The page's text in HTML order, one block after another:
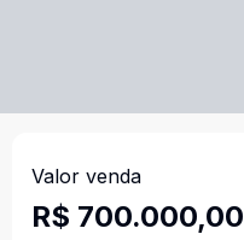
Valor venda
R$ 700.000,00